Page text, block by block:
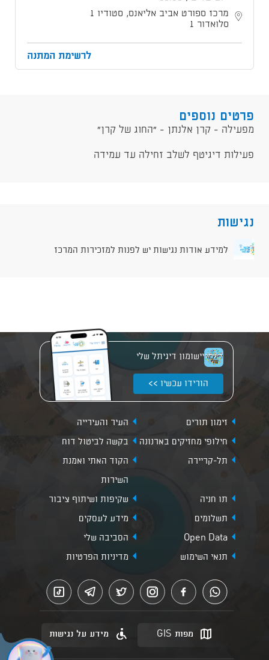
מרכז ספורט אביב אליאנס, סטודיו 1
סלואדור 1
לרשימת המתנה
פרטים נוספים
מפעילה - קרן אלנתן - "החוג של קרן"
פעילות דיגיטף לשלב זחילה עד עמידה
נגישות
למידע אודות נגישות יש לפנות למזכירות המרכז
יישומון דיגיתל שלי
הורידו עכשיו >>
זימון תורים
העיר והעירייה
חילופי מחזיקים בארנונה
בקשה לביטול דוח
תל-קריירה
הקוד האתי ואמנת
השירות
תו חניה
שקיפות ושיתוף ציבור
תשלומים
מידע לעסקים
Open Data
הסביבה שלי
תנאי השימוש
מדיניות הפרטיות
מפות GIS מידע על נגישות